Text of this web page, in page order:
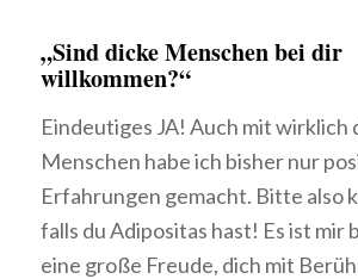
„Sind dicke Menschen bei dir
willkommen?“
Eindeutiges JA! Auch mit wirklich
Menschen habe ich bisher nur
Erfahrungen gemacht. Bitte also
falls du Adipositas hast! Es ist mir
eine große Freude, dich mit